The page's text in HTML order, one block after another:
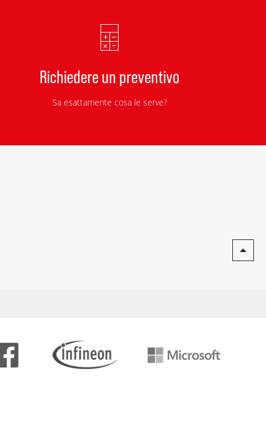
Richiedere un preventivo
Sa esattamente cosa le serve?